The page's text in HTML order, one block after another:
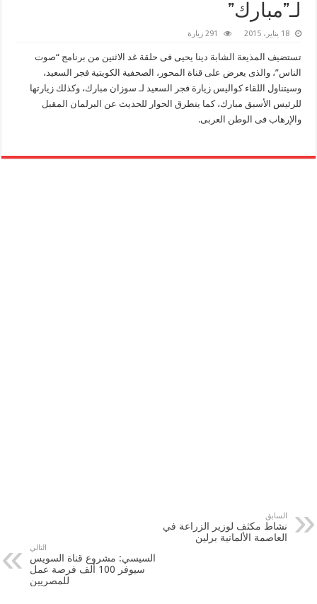
لـ”مبارك”
18 يناير، 2015 291 زيارة
تستضيف المذيعة الشابة دينا يحيى فى حلقة غد الاثنين من برنامج “صوت
الناس”، والذى يعرض على قناة المحور، الصحفية الكويتية فجر السعيد،
وسيتناول اللقاء كواليس زيارة فجر السعيد لـ سوزان مبارك، وكذلك زيارتها
للرئيس الأسبق مبارك، كما يتطرق الحوار للحديث عن البرلمان المقبل
والإرهاب فى الوطن العربى.
السابق
نشاط مكثف لوزير الزراعة في
العاصمة الألمانية برلين
التالي
السيسي: مشروع قناة السويس
سيوفر 100 ألف فرصة عمل
للمصريين